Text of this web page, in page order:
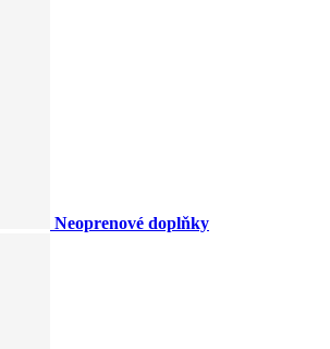
Neoprenové doplňky